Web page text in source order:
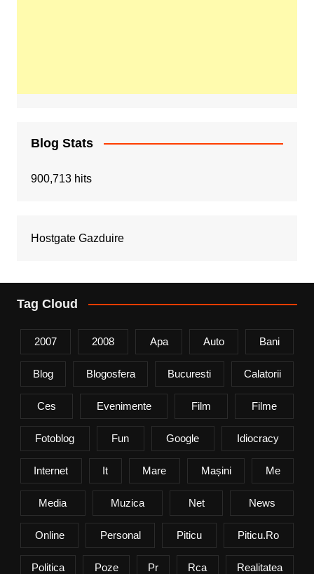
Blog Stats
900,713 hits
Hostgate Gazduire
Tag Cloud
2007 2008 Apa Auto Bani
Blog Blogosfera Bucuresti Calatorii
Ces Evenimente Film Filme
Fotoblog Fun Google Idiocracy
Internet It Mare Mașini Me
Media Muzica Net News
Online Personal Piticu Piticu.ro
Politica Poze Pr Rca Realitatea